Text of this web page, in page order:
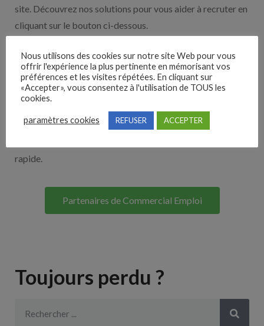
site. Découvrez nos solutions pour vous aider à recruter en
cliquant sur le bouton ci-dessous.
Nos solutions entreprises
Découvrez nos partenaires ! Moteurs de recherches,
multidiffuseurs, sites payant… nombreux sont nos
partenaires. Si vous travaillez avec un ATS nous avons
rapide.
Partenaires de Commercial Emploi
Toujours perdu ?
Nous utilisons des cookies sur notre site Web pour vous
offrir l'expérience la plus pertinente en mémorisant vos
préférences et les visites répétées. En cliquant sur
«Accepter», vous consentez à l'utilisation de TOUS les
cookies.
paramètres cookies REFUSER ACCEPTER